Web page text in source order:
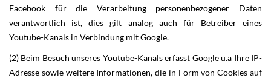
Facebook für die Verarbeitung personenbezogener Daten
verantwortlich ist, dies gilt analog auch für Betreiber eines
Youtube-Kanals in Verbindung mit Google.
(2) Beim Besuch unseres Youtube-Kanals erfasst Google u.a Ihre IP-
Adresse sowie weitere Informationen, die in Form von Cookies auf